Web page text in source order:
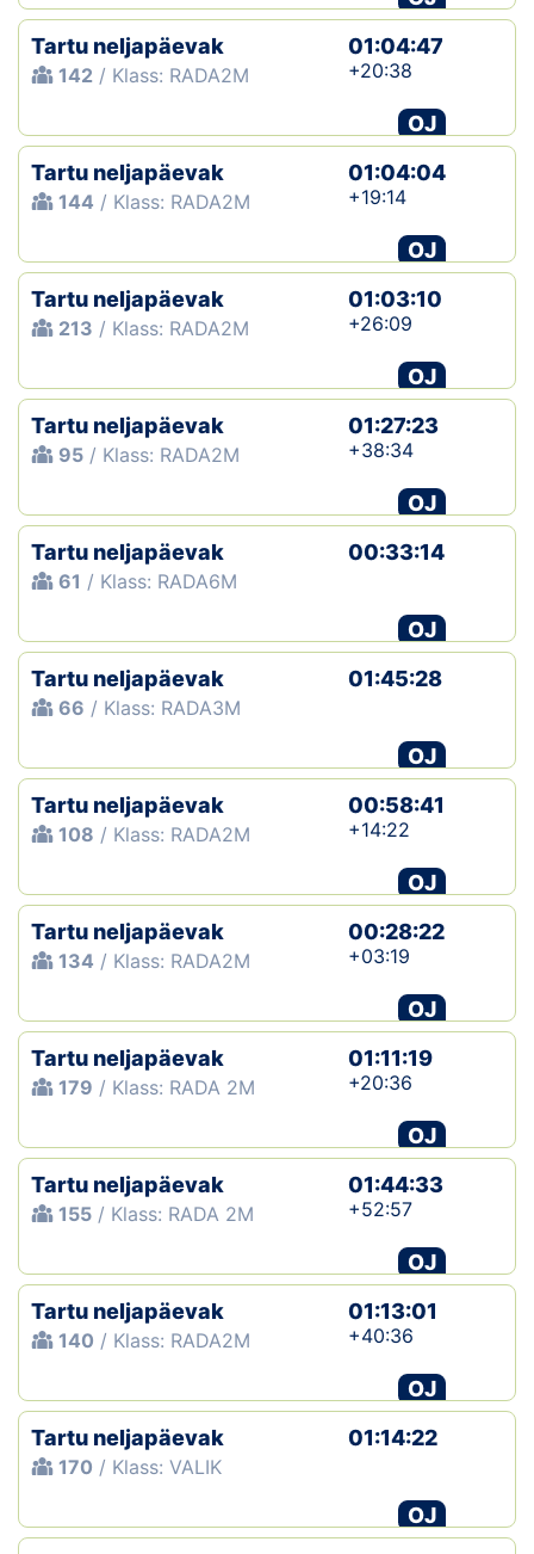
Tartu neljapäevak
142 / Klass: RADA2M
01:04:47
+20:38
OJ
Tartu neljapäevak
144 / Klass: RADA2M
01:04:04
+19:14
OJ
Tartu neljapäevak
213 / Klass: RADA2M
01:03:10
+26:09
OJ
Tartu neljapäevak
95 / Klass: RADA2M
01:27:23
+38:34
OJ
Tartu neljapäevak
61 / Klass: RADA6M
00:33:14
OJ
Tartu neljapäevak
66 / Klass: RADA3M
01:45:28
OJ
Tartu neljapäevak
108 / Klass: RADA2M
00:58:41
+14:22
OJ
Tartu neljapäevak
134 / Klass: RADA2M
00:28:22
+03:19
OJ
Tartu neljapäevak
179 / Klass: RADA 2M
01:11:19
+20:36
OJ
Tartu neljapäevak
155 / Klass: RADA 2M
01:44:33
+52:57
OJ
Tartu neljapäevak
140 / Klass: RADA2M
01:13:01
+40:36
OJ
Tartu neljapäevak
170 / Klass: VALIK
01:14:22
OJ